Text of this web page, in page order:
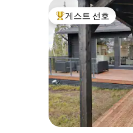
상위 게스트 선호
게스트 선호